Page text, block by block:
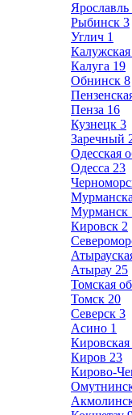
Ярославль
Рыбинск 3
Углич 1
Калужская
Калуга 19
Обнинск 8
Пенза 16
Кузнецк 3
Заречный
Одесская
Одесса 23
Мурманск
Кировск 2
Атырау 25
Томская
Томск 20
Северск 3
Асино 1
Кировская
Киров 23
Кирово-